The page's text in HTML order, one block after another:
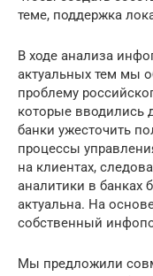
теме, поддержка
В ходе анализа
актуальных тем мы
проблему
которые вводились
банки ужесточить
процессы
на клиентах,
аналитики в банках
актуальна. На
собственный
Мы предложили